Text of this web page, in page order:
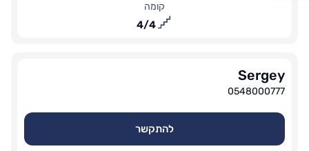
קומה
4
/
4
Sergey
0548000777
להתקשר